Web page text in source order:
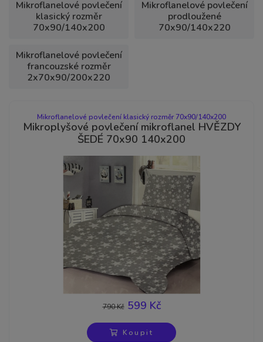
Mikroflanelové povlečení
klasický rozměr
70x90/140x200
Mikroflanelové povlečení
prodloužené
70x90/140x220
Mikroflanelové povlečení
francouzské rozměr
2x70x90/200x220
Mikroflanelové povlečení klasický rozměr 70x90/140x200
Mikroplyšové povlečení mikroflanel HVĚZDY
ŠEDÉ 70x90 140x200
790 Kč599 Kč
Koupit